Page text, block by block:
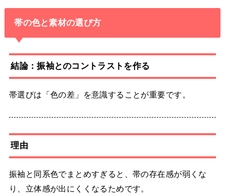
帯の色と素材の選び方
結論：振袖とのコントラストを作る
帯選びは「色の差」を意識することが重要です。
理由
振袖と同系色でまとめすぎると、帯の存在感が弱くな
り、立体感が出にくくなるためです。